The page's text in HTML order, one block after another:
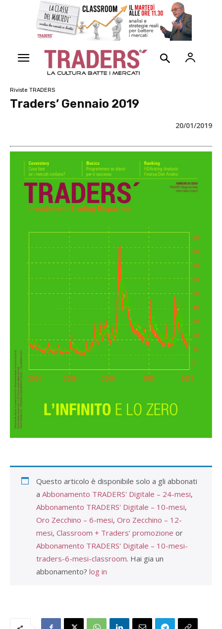
Riviste TRADERS
Traders’ Gennaio 2019
20/01/2019
Questo articolo è disponibile solo a gli abbonati
a Abbonamento TRADERS' Digitale – 24-mesi,
Abbonamento TRADERS' Digitale – 10-mesi,
Oro Zecchino – 6-mesi, Oro Zecchino – 12-
mesi, Classroom + Traders’ promozione or
Abbonamento TRADERS' Digitale – 10-mesi-
traders-6-mesi-classroom. Hai gia un
abbonamento? log in